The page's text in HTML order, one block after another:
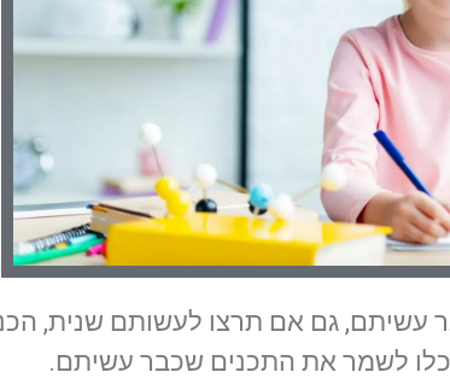
עשיתם, גם אם תרצו לעשותם שנית,
לשמר את התכנים שכבר עשיתם.